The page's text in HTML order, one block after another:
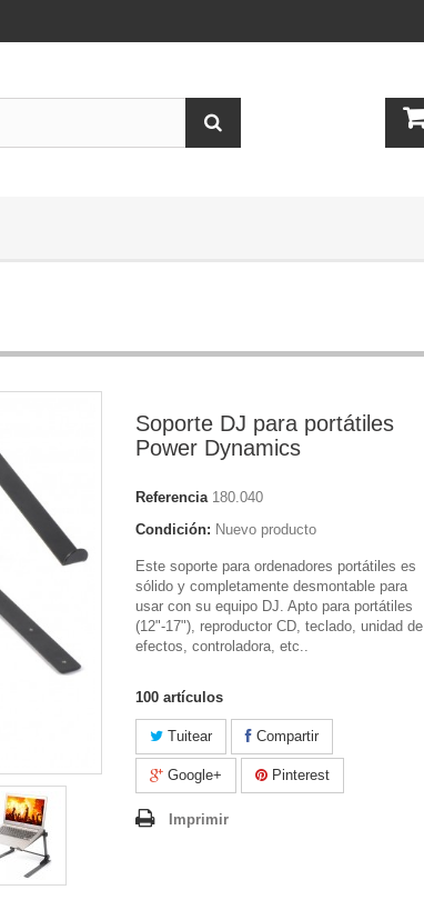
Soporte DJ para portátiles
Power Dynamics
Referencia 180.040
Condición: Nuevo producto
Este soporte para ordenadores portátiles es
sólido y completamente desmontable para
usar con su equipo DJ. Apto para portátiles
(12"-17"), reproductor CD, teclado, unidad de
efectos, controladora, etc..
100 artículos
Tuitear Compartir
Google+ Pinterest
Imprimir